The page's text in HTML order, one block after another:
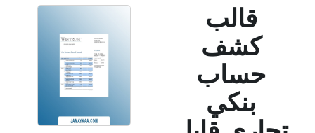
قالب
كشف
حساب
بنكي